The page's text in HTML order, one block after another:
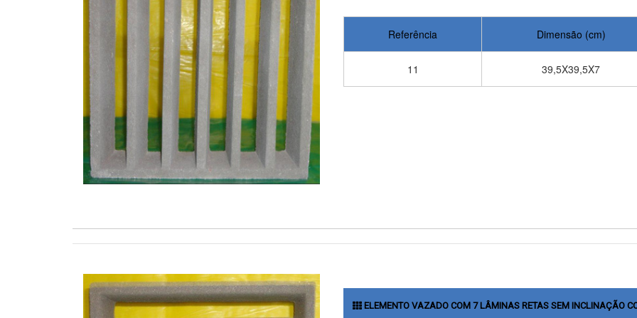
Referência Dimensão (cm)
11 39,5X39,5X7
ELEMENTO VAZADO COM 7 LÂMINAS RETAS SEM INCLINAÇÃO